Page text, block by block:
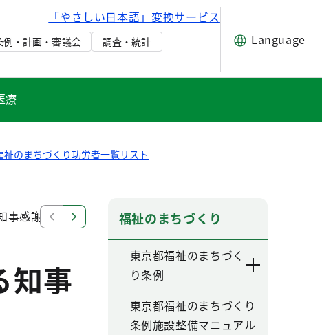
「やさしい日本語」変換サービス
例・計画・審議会
調査・統計
Language
療
祉のまちづくり功労者一覧リスト
事感謝状 福祉のまちづくり功労者に対する知事感謝状
知事
福祉のまちづくり
東京都福祉のまちづく
り条例
東京都福祉のまちづくり
条例施設整備マニュアル